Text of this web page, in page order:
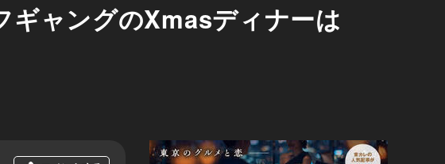
ギャングのXmasディナーは